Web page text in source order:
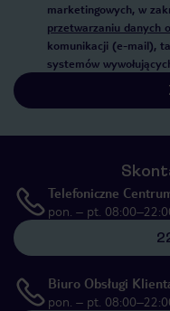
marketingowych, w
przetwarzaniu danych
komunikacji (e-mail),
systemów
Telefoniczne
pon. – pt.
Biuro Obsługi
pon. – pt.